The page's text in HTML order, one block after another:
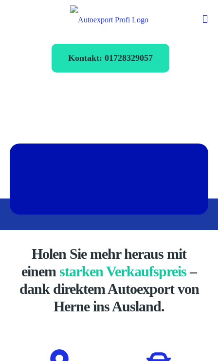
Kontakt: 01728329057
Holen Sie mehr heraus mit
einem starken Verkaufspreis–
dank direktem Autoexport von
Herne ins Ausland.